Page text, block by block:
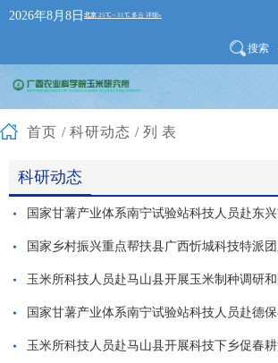
2026年8月8日
搜索
首页 / 科研动态 /列表
科研动态
国家甘薯产业体系南宁试验站科技人员赴东
技服务
国家乡村振兴重点帮扶县广西忻城科技特派
组赴忻城县参加2024年科技服务工作计划对
玉米所科技人员赴马山县开展玉米制种调研
技术指导
国家甘薯产业体系南宁试验站科技人员赴德
技服务
玉米所科技人员赴马山县开展科技下乡促春